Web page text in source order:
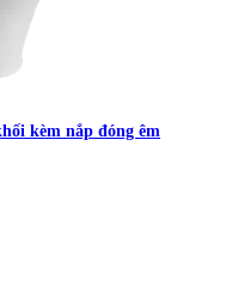
kèm nắp đóng êm